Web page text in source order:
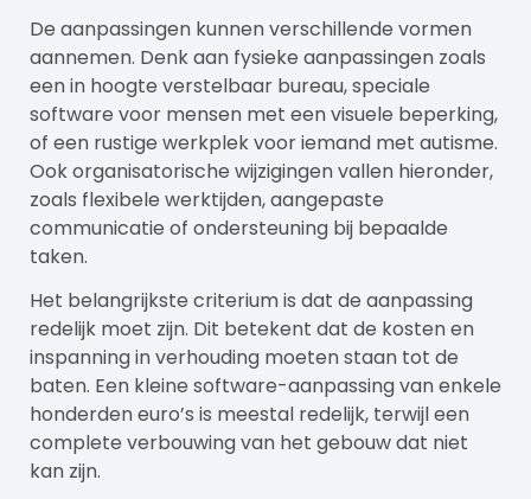
De aanpassingen kunnen verschillende vormen
aannemen. Denk aan fysieke aanpassingen zoals
een in hoogte verstelbaar bureau, speciale
software voor mensen met een visuele beperking,
of een rustige werkplek voor iemand met autisme.
Ook organisatorische wijzigingen vallen hieronder,
zoals flexibele werktijden, aangepaste
communicatie of ondersteuning bij bepaalde
taken.
Het belangrijkste criterium is dat de aanpassing
redelijk moet zijn. Dit betekent dat de kosten en
inspanning in verhouding moeten staan tot de
baten. Een kleine software-aanpassing van enkele
honderden euro’s is meestal redelijk, terwijl een
complete verbouwing van het gebouw dat niet
kan zijn.